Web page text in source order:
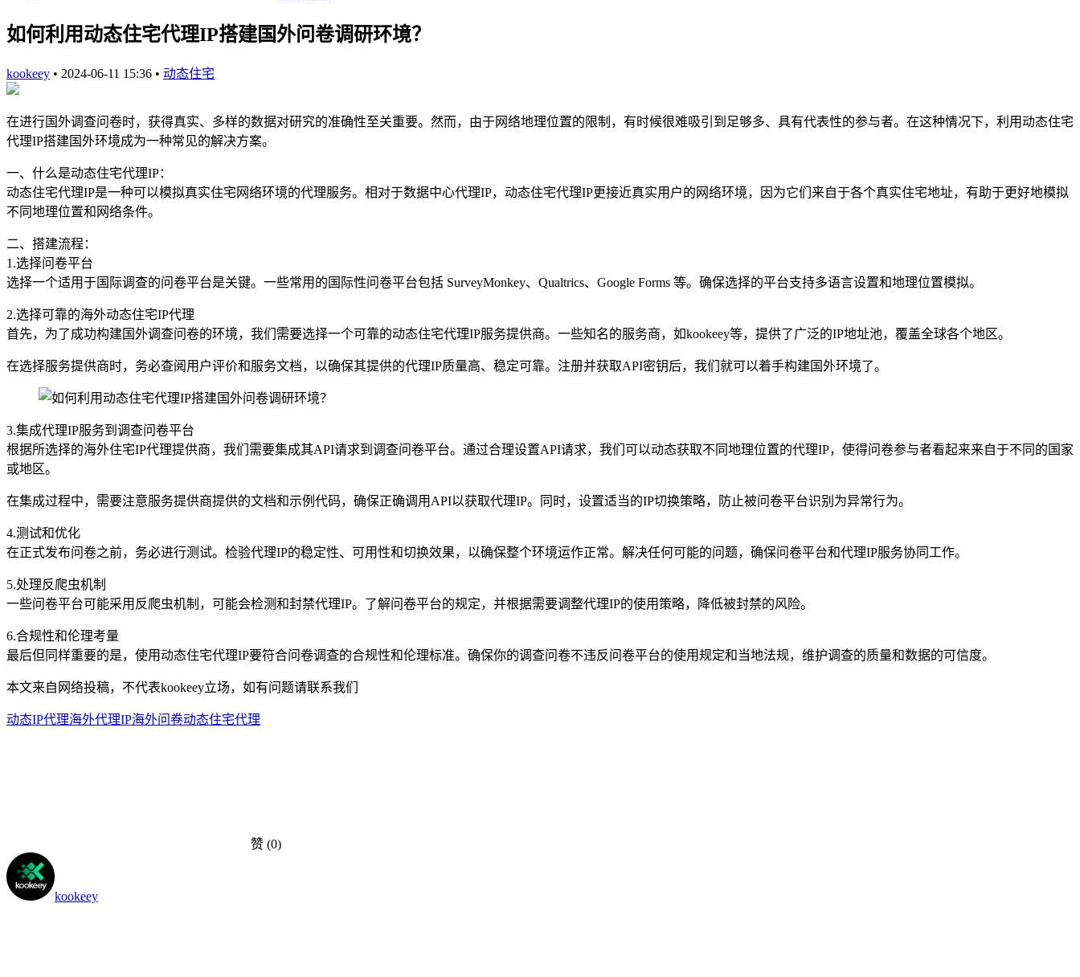
如何利用动态住宅代理IP搭建国外问卷调研环境？
kookeey • 2024-06-11 15:36 • 动态住宅
在进行国外调查问卷时，获得真实、多样的数据对研究的准确性至关重要。然而，由于网络地理位置的限制，有时候很难吸引到足够多、具有代表性的参与者。在这种情况下，利用动态住宅
代理IP搭建国外环境成为一种常见的解决方案。
一、什么是动态住宅代理IP：
动态住宅代理IP是一种可以模拟真实住宅网络环境的代理服务。相对于数据中心代理IP，动态住宅代理IP更接近真实用户的网络环境，因为它们来自于各个真实住宅地址，有助于更好地模拟
不同地理位置和网络条件。
二、搭建流程：
1.选择问卷平台
选择一个适用于国际调查的问卷平台是关键。一些常用的国际性问卷平台包括 SurveyMonkey、Qualtrics、Google Forms 等。确保选择的平台支持多语言设置和地理位置模拟。
2.选择可靠的海外动态住宅IP代理
首先，为了成功构建国外调查问卷的环境，我们需要选择一个可靠的动态住宅代理IP服务提供商。一些知名的服务商，如kookeey等，提供了广泛的IP地址池，覆盖全球各个地区。
在选择服务提供商时，务必查阅用户评价和服务文档，以确保其提供的代理IP质量高、稳定可靠。注册并获取API密钥后，我们就可以着手构建国外环境了。
3.集成代理IP服务到调查问卷平台
根据所选择的海外住宅IP代理提供商，我们需要集成其API请求到调查问卷平台。通过合理设置API请求，我们可以动态获取不同地理位置的代理IP，使得问卷参与者看起来来自于不同的国家
或地区。
在集成过程中，需要注意服务提供商提供的文档和示例代码，确保正确调用API以获取代理IP。同时，设置适当的IP切换策略，防止被问卷平台识别为异常行为。
4.测试和优化
在正式发布问卷之前，务必进行测试。检验代理IP的稳定性、可用性和切换效果，以确保整个环境运作正常。解决任何可能的问题，确保问卷平台和代理IP服务协同工作。
5.处理反爬虫机制
一些问卷平台可能采用反爬虫机制，可能会检测和封禁代理IP。了解问卷平台的规定，并根据需要调整代理IP的使用策略，降低被封禁的风险。
6.合规性和伦理考量
最后但同样重要的是，使用动态住宅代理IP要符合问卷调查的合规性和伦理标准。确保你的调查问卷不违反问卷平台的使用规定和当地法规，维护调查的质量和数据的可信度。
本文来自网络投稿，不代表kookeey立场，如有问题请联系我们
动态IP代理海外代理IP海外问卷动态住宅代理
赞 (0)
kookeey